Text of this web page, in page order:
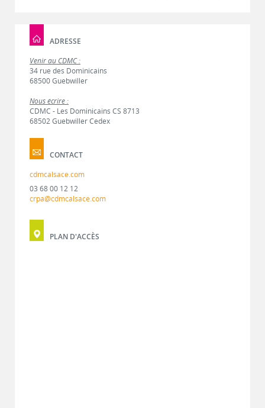
ADRESSE
Venir au CDMC :
34 rue des Dominicains
68500 Guebwiller
Nous écrire :
CDMC - Les Dominicains CS 8713
68502 Guebwiller Cedex
CONTACT
cdmcalsace.com
03 68 00 12 12
crpa@cdmcalsace.com
PLAN D'ACCÈS